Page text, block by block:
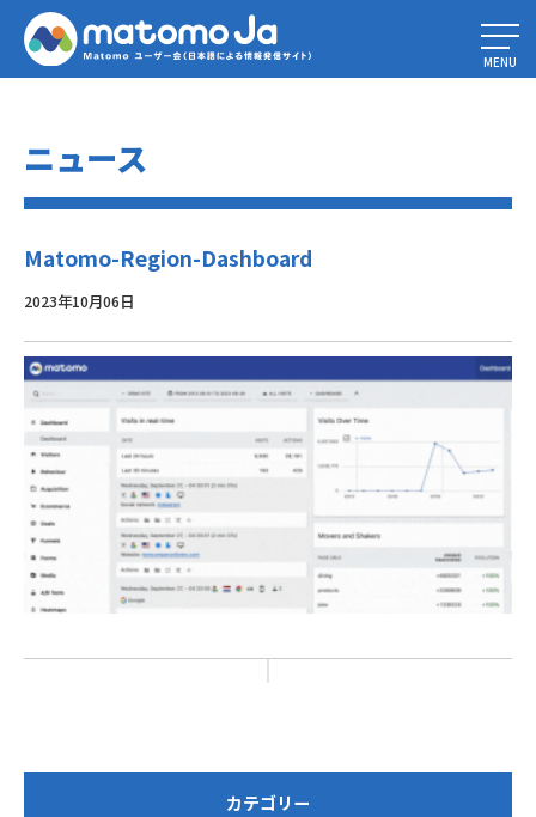
Home» バージニア州消費者データ保護法（VCDPA）ガイド
Region-Dashboard
MENU
ニュース
Matomo-Region-Dashboard
2023年10月06日
カテゴリー